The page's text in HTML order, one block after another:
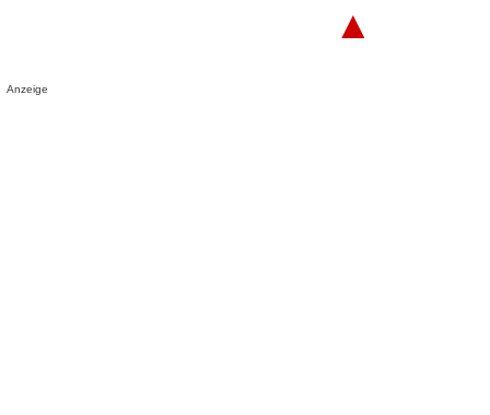
▲
Anzeige